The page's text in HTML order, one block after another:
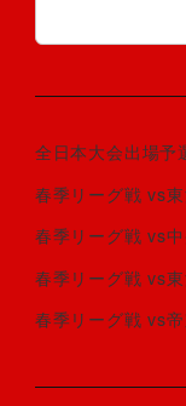
全日本大会出場予
春季リーグ戦 vs
春季リーグ戦 vs
春季リーグ戦 vs
春季リーグ戦 vs